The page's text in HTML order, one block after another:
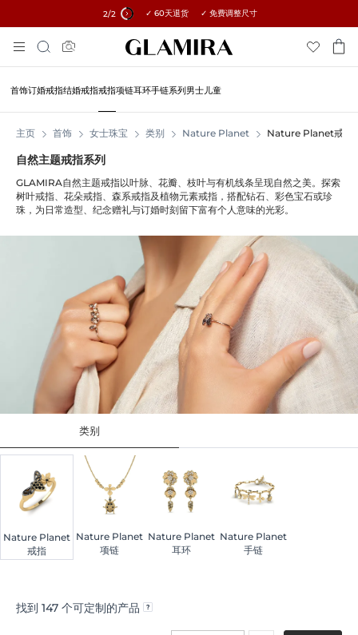
2/2 所有订单15%优惠 →
✓ 60天退货 ✓ 免费调整尺寸
到
内
搜
首饰订婚戒指结婚戒指戒指项链耳环手链系列男士儿童
主页 首饰 女士珠宝 类别 Nature Planet Nature Planet戒指
自然主题戒指系列
GLAMIRA自然主题戒指以叶脉、花瓣、枝叶与有机线条呈现自然之美。探索
树叶戒指、花朵戒指、森系戒指及植物元素戒指，搭配钻石、彩色宝石或珍
珠，为日常造型、纪念赠礼与订婚时刻留下富有个人意味的光彩。
类别
Nature Planet
戒指
Nature Planet
项链
Nature Planet
耳环
Nature Planet
手链
找到 147 个可定制的产品